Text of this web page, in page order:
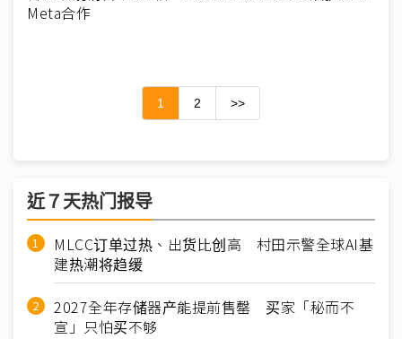
Meta合作
1 2 >>
近７天热门报导
MLCC订单过热、出货比创高 村田示警全球AI基
建热潮将趋缓
2027全年存储器产能提前售罄 买家「秘而不
宣」只怕买不够